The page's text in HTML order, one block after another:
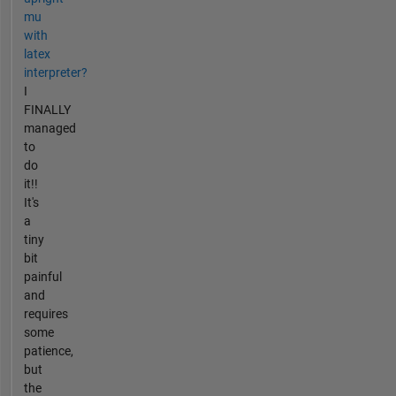
mu
with
latex
interpreter?
I
FINALLY
managed
to
do
it!!
It's
a
tiny
bit
painful
and
requires
some
patience,
but
the